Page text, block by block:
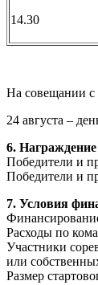
14.30
На совещании с
24 августа –
6. Награждение
Победители и
Победители и
7. Условия
Расходы по
Участники
или
Размер